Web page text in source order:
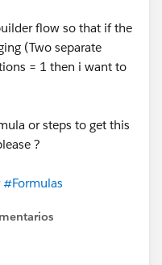
flow so that if the
(Two separate
= 1 then i want to
or steps to get this
?
#Formulas